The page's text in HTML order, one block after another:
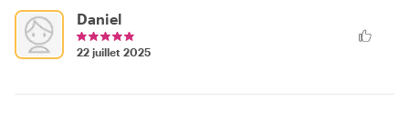
Daniel
22 juillet 2025